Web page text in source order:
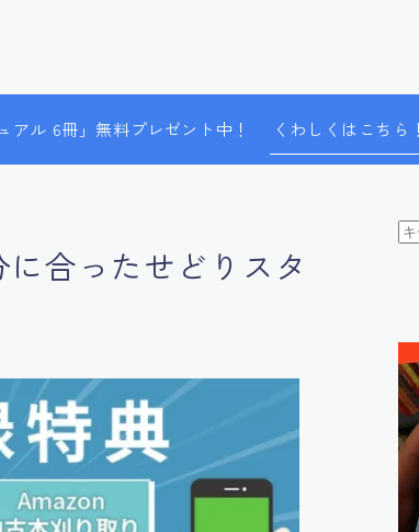
アル 6冊」無料プレゼント中！ くわしくはこちら！
合ったせどりスタ